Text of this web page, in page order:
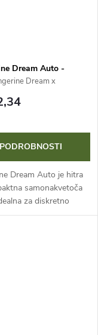
Dream Auto -
FarmDream x
#1
PODROBNOSTI
Dream Auto je hitra
samonakvetoča
za diskretno
Življenjski cikel 70-75